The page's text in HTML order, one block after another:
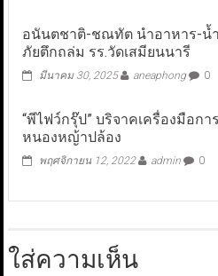
อนันตชาติ-ชณทัต นำอาหาร-น้
ภัยตึกถล่ม รร.วัดเสมียนนารี
มีนาคม 30, 2025 aneaphong 0
“พีไฟว์กรุ๊ป” บริจาคเครื่องมือก
หนองหญ้าปล้อง
พฤศจิกายน 12, 2022 admin 0
ใส่ความเห็น